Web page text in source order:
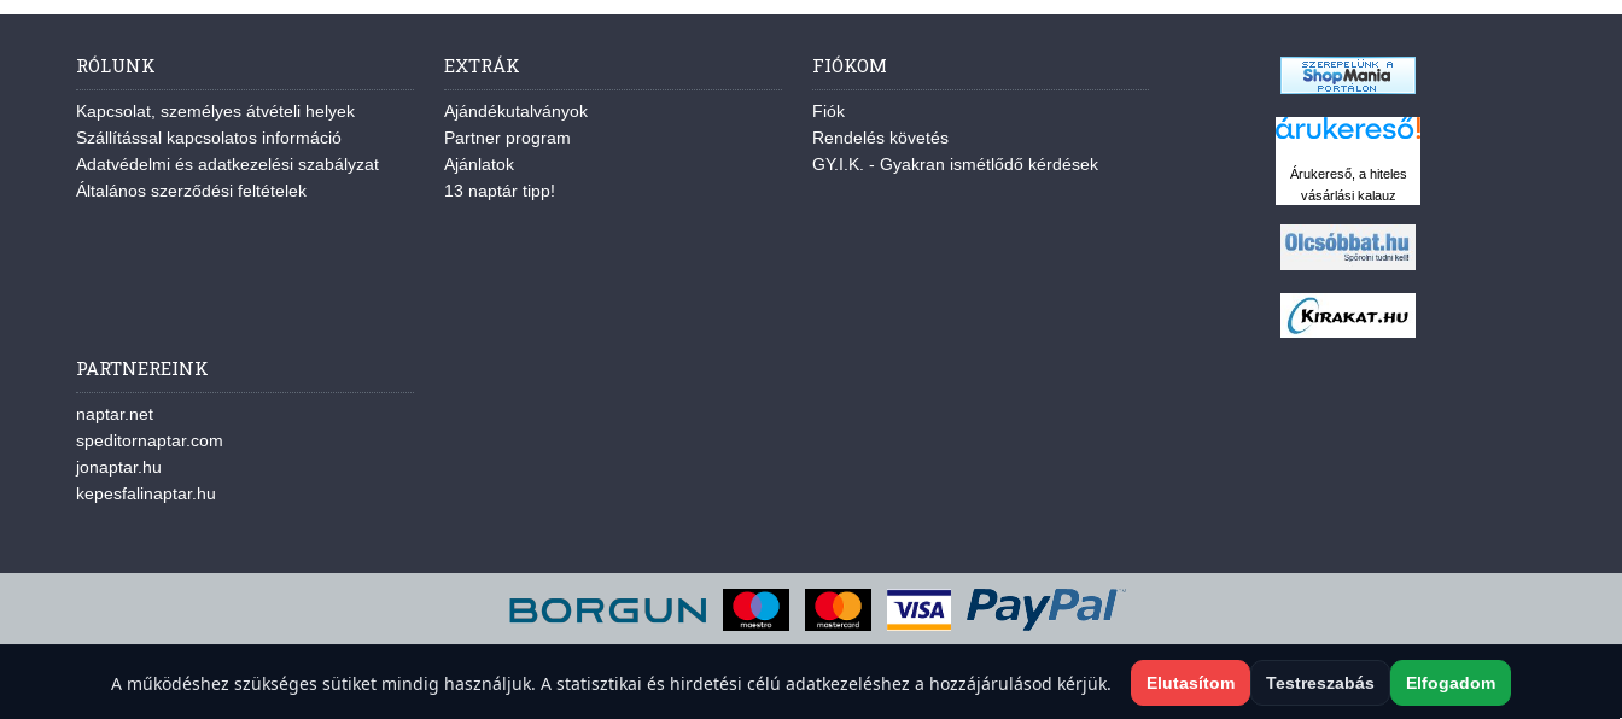
RÓLUNK
Kapcsolat, személyes átvételi helyek
Szállítással kapcsolatos információ
Adatvédelmi és adatkezelési szabályzat
Általános szerződési feltételek
EXTRÁK
Ajándékutalványok
Partner program
Ajánlatok
13 naptár tipp!
FIÓKOM
Fiók
Rendelés követés
GY.I.K. - Gyakran ismétlődő kérdések
Árukereső, a hiteles
vásárlási kalauz
PARTNEREINK
naptar.net
speditornaptar.com
jonaptar.hu
kepesfalinaptar.hu
Süti-beállítások megnyitása
A működéshez szükséges sütiket mindig használjuk. A statisztikai és hirdetési célú adatkezeléshez a hozzájárulásod kérjük. Elutasítom Testreszabás Elfogadom
A weboldal sütiket használ a felhasználói élmény javítása érdekében. Elfogadod a sütiket?
Elfogadom Elutasítom